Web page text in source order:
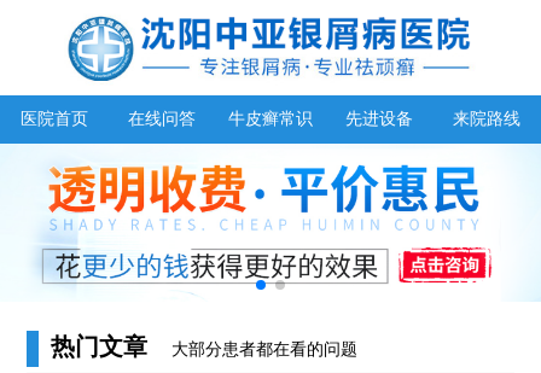
医院首页 在线问答 牛皮癣常识 先进设备 来院路线
热门文章 大部分患者都在看的问题